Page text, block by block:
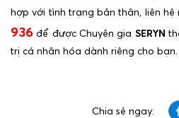
hợp với tình trạng bản thân, liên hệ
936 để được Chuyên gia SERYN
trị cá nhân hóa dành riêng cho bạn.
Chia sẻ ngay: